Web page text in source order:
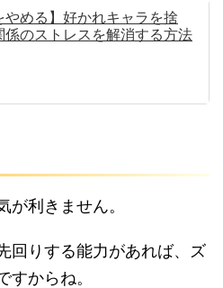
やめる】好かれキャラを捨
係のストレスを解消する方法
が利きません。
回りする能力があれば、ズ
すからね。